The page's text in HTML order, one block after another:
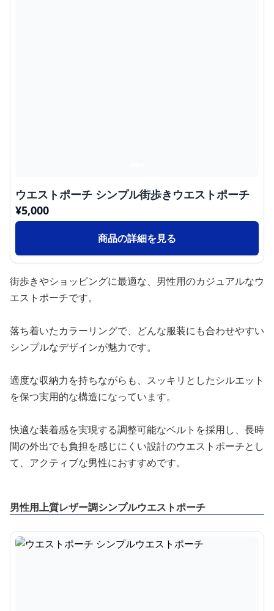
ウエストポーチ シンプル街歩きウエストポーチ
¥5,000
商品の詳細を見る
街歩きやショッピングに最適な、男性用のカジュアルなウ
エストポーチです。
落ち着いたカラーリングで、どんな服装にも合わせやすい
シンプルなデザインが魅力です。
適度な収納力を持ちながらも、スッキリとしたシルエット
を保つ実用的な構造になっています。
快適な装着感を実現する調整可能なベルトを採用し、長時
間の外出でも負担を感じにくい設計のウエストポーチとし
て、アクティブな男性におすすめです。
男性用上質レザー調シンプルウエストポーチ